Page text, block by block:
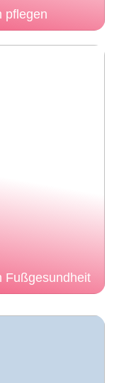
pflegen
Fußgesundheit